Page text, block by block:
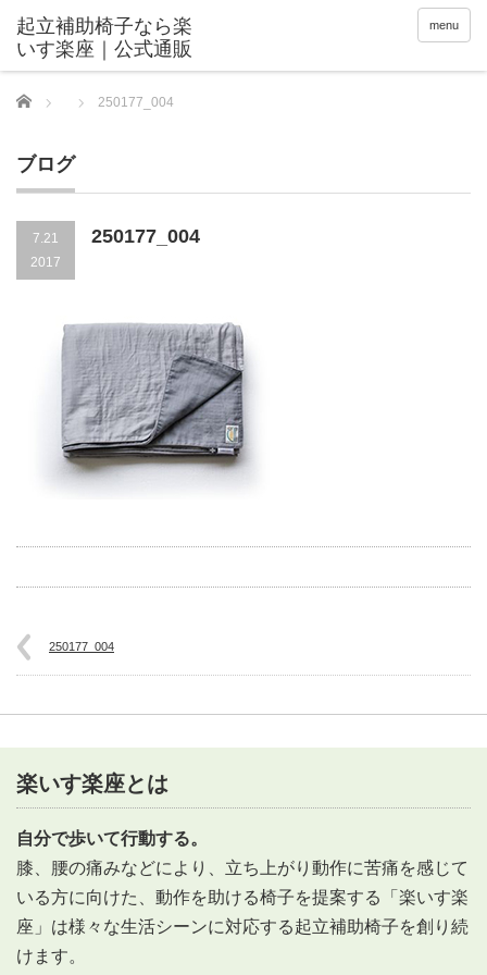
menu
Home 250177_004
ブログ
7.21
2017
250177_004
250177_004
楽いす楽座とは
自分で歩いて行動する。
膝、腰の痛みなどにより、立ち上がり動作に苦痛を感じて
いる方に向けた、動作を助ける椅子を提案する「楽いす楽
座」は様々な生活シーンに対応する起立補助椅子を創り続
けます。